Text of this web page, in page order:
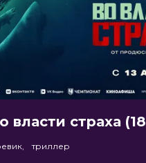
власти страха
триллер